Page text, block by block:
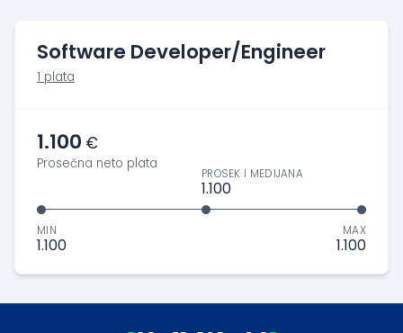
Software Developer/Engineer
1 plata
1.100 €
Prosečna neto plata
MIN
1.100
PROSEK I MEDIJANA
1.100
MAX
1.100